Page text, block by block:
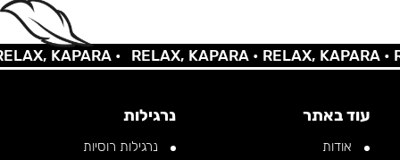
KAPARA • RELAX, KAPARA •RELAX, KAPARA •
עוד באתר
אודות
נרגילות
נרגילות רוסיות